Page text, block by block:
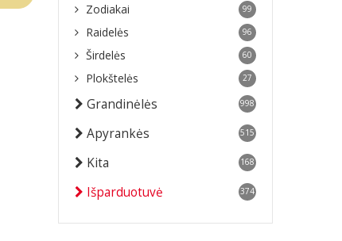
Zodiakai 99
Raidelės 96
Širdelės 60
Plokštelės 27
Grandinėlės 998
Apyrankės 515
Kita 168
Išparduotuvė 374